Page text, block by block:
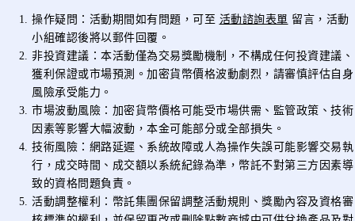
操作疑問：活動期間如有問題，可至 活動諮詢表單 留言，活動
小組確認後將以郵件回覆。
非投資建議：本活動僅為交易獎勵機制，不構成任何投資建議、
獲利保證或市場預測。加密貨幣價格波動劇烈，請審慎評估自身
風險承受能力。
市場波動風險：加密貨幣價格可能受市場供需、監管政策、技術
因素等影響大幅波動，本金可能部分或全部損失。
技術風險：網路延遲、系統故障或人為操作失誤可能影響交易執
行，成交時間、成交額以系統紀錄為準，幣託不對第三方因素導
致的資格問題負責。
活動調整權利：幣託集團保留調整活動規則、獎勵內容及資格審